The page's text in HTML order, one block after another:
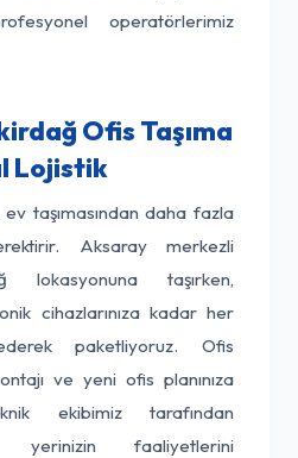
operatörlerimiz
Ofis Taşıma
Lojistik
ev taşımasından daha fazla
Aksaray merkezli
lokasyonuna taşırken,
cihazlarınıza kadar her
paketliyoruz. Ofis
ve yeni ofis planınıza
ekibimiz tarafından
yerinizin faaliyetlerini